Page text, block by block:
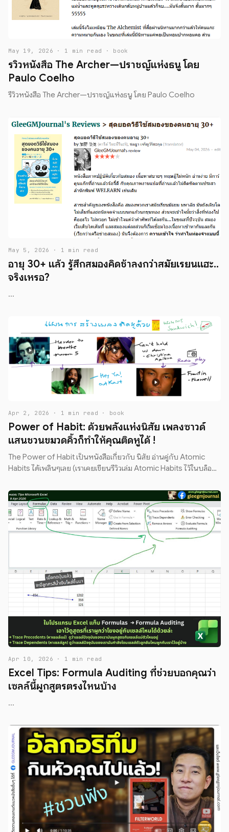
May 19, 2026 · 1 min read · book
รีวิวหนังสือ The Archer—ปราชญ์แห่งธนู โดย
Paulo Coelho
รีวิวหนังสือ The Archer—ปราชญ์แห่งธนู โดย Paulo Coelho
May 5, 2026 · 1 min read
อายุ 30+ แล้ว รู้สึกสมองคิดช้าลงกว่าสมัยเรียนแฮะ..
จริงเหรอ?
...
Apr 2, 2026 · 1 min read · book
Power of Habit: ด้วยพลังแห่งนิสัย เพลงซาวด์
แสนชวนขมวดคิ้วก็ทำให้คุณติดหูได้ !
The Power of Habit เป็นหนังสือเกี่ยวกับ นิสัย อ่านคู่กับ Atomic
Habits ได้เพลินๆเลย (เราเคยเขียนรีวิวเล่ม Atomic Habits ไว้ในบล็อก
Apr 10, 2026 · 1 min read
Excel Tips: Formula Auditing ที่ช่วยบอกคุณว่า
เซลล์นี้ผูกสูตรตรงไหนบ้าง
...